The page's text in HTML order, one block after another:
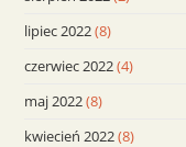
lipiec 2022(8)
czerwiec 2022(4)
maj 2022(8)
kwiecień 2022(8)